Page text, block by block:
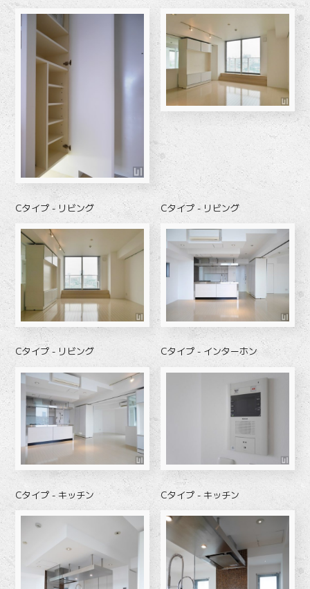
Cタイプ - リビング Cタイプ - リビング
Cタイプ - リビング Cタイプ - インターホン
Cタイプ - キッチン Cタイプ - キッチン